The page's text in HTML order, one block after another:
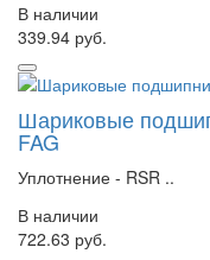
В наличии
339.94 руб.
Шариковые
FAG
Уплотнение - RSR ..
В наличии
722.63 руб.